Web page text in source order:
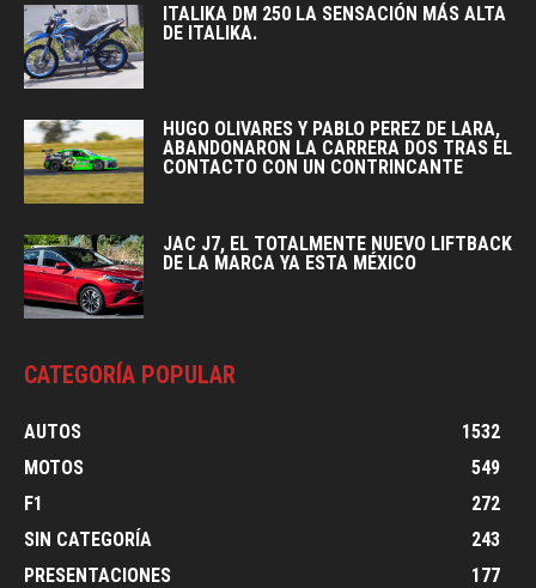
ITALIKA DM 250 LA SENSACIÓN MÁS ALTA
DE ITALIKA.
HUGO OLIVARES Y PABLO PEREZ DE LARA,
ABANDONARON LA CARRERA DOS TRAS EL
CONTACTO CON UN CONTRINCANTE
JAC J7, EL TOTALMENTE NUEVO LIFTBACK
DE LA MARCA YA ESTA MÉXICO
CATEGORÍA POPULAR
AUTOS
1532
MOTOS
549
F1
272
SIN CATEGORÍA
243
PRESENTACIONES
177